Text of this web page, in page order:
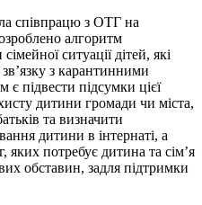
співпрацю з ОТГ на
алгоритм
ситуації дітей, які
зв’язку з карантинними
підвести підсумки цієї
дитини громади чи міста,
та визначити
дитини в інтернаті, а
яких потребує дитина та сім’я
обставин, задля підтримки